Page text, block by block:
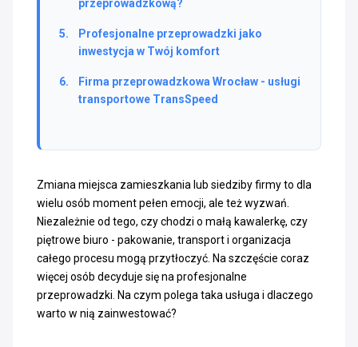
przeprowadzkową?
Profesjonalne przeprowadzki jako
inwestycja w Twój komfort
Firma przeprowadzkowa Wrocław - usługi
transportowe TransSpeed
Zmiana miejsca zamieszkania lub siedziby firmy to dla
wielu osób moment pełen emocji, ale też wyzwań.
Niezależnie od tego, czy chodzi o małą kawalerkę, czy
piętrowe biuro - pakowanie, transport i organizacja
całego procesu mogą przytłoczyć. Na szczęście coraz
więcej osób decyduje się na profesjonalne
przeprowadzki. Na czym polega taka usługa i dlaczego
warto w nią zainwestować?